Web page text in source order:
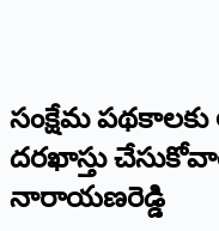
సంక్షేమ పథకాలకు
దరఖాస్తు
నారాయణరెడ్డి